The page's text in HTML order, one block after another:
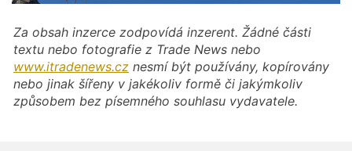
Za obsah inzerce zodpovídá inzerent. Žádné části
textu nebo fotografie z Trade News nebo
www.itradenews.cz nesmí být používány, kopírovány
nebo jinak šířeny v jakékoliv formě či jakýmkoliv
způsobem bez písemného souhlasu vydavatele.